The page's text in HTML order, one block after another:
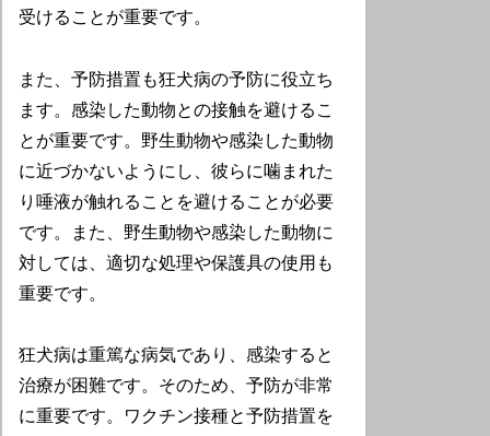
受けることが重要です。
また、予防措置も狂犬病の予防に役立ち
ます。感染した動物との接触を避けるこ
とが重要です。野生動物や感染した動物
に近づかないようにし、彼らに噛まれた
り唾液が触れることを避けることが必要
です。また、野生動物や感染した動物に
対しては、適切な処理や保護具の使用も
重要です。
狂犬病は重篤な病気であり、感染すると
治療が困難です。そのため、予防が非常
に重要です。ワクチン接種と予防措置を